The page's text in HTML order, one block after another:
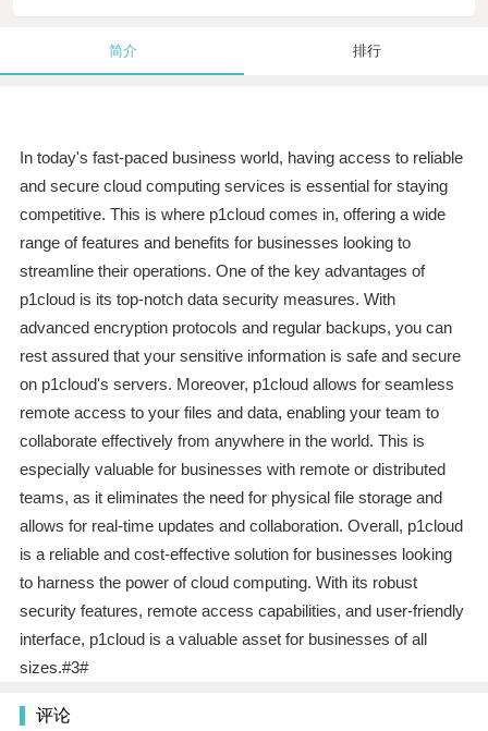
简介 排行
In today's fast-paced business world, having access to reliable
and secure cloud computing services is essential for staying
competitive. This is where p1cloud comes in, offering a wide
range of features and benefits for businesses looking to
streamline their operations. One of the key advantages of
p1cloud is its top-notch data security measures. With
advanced encryption protocols and regular backups, you can
rest assured that your sensitive information is safe and secure
on p1cloud's servers. Moreover, p1cloud allows for seamless
remote access to your files and data, enabling your team to
collaborate effectively from anywhere in the world. This is
especially valuable for businesses with remote or distributed
teams, as it eliminates the need for physical file storage and
allows for real-time updates and collaboration. Overall, p1cloud
is a reliable and cost-effective solution for businesses looking
to harness the power of cloud computing. With its robust
security features, remote access capabilities, and user-friendly
interface, p1cloud is a valuable asset for businesses of all
sizes.#3#
评论